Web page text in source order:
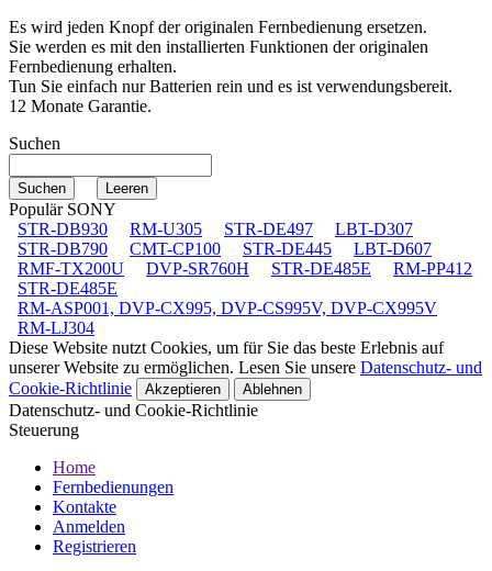
Es wird jeden Knopf der originalen Fernbedienung ersetzen.
Sie werden es mit den installierten Funktionen der originalen
Fernbedienung erhalten.
Tun Sie einfach nur Batterien rein und es ist verwendungsbereit.
12 Monate Garantie.
Suchen
Populär SONY
STR-DB930
RM-U305 STR-DE497
LBT-D307
STR-DB790
CMT-CP100 STR-DE445
LBT-D607
RMF-TX200U
DVP-SR760H STR-DE485E
RM-PP412
STR-DE485E
RM-ASP001, DVP-CX995, DVP-CS995V, DVP-CX995V
RM-LJ304
Diese Website nutzt Cookies, um für Sie das beste Erlebnis auf
unserer Website zu ermöglichen. Lesen Sie unsere Datenschutz- und
Cookie-Richtlinie
Akzeptieren Ablehnen
Datenschutz- und Cookie-Richtlinie
Steuerung
Home
Fernbedienungen
Kontakte
Anmelden
Registrieren